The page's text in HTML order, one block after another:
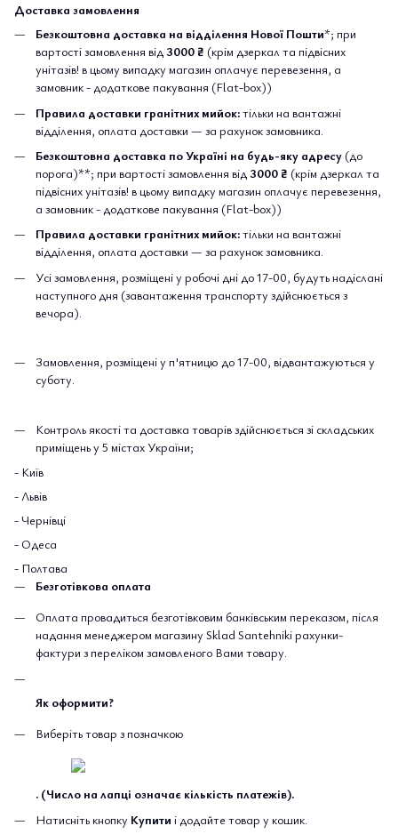
Доставка замовлення
Безкоштовна доставка на відділення Нової Пошти*; при
вартості замовлення від3000 ₴ (крім дзеркал та підвісних
унітазів! в цьому випадку магазин оплачує перевезення, а
замовник - додаткове пакування (Flat-box))
Правила доставки гранітних мийок:тільки на вантажні
відділення, оплата доставки — за рахунок замовника.
Безкоштовна доставка по Україні на будь-яку адресу (до
порога)**; при вартості замовлення від3000 ₴ (крім дзеркал та
підвісних унітазів! в цьому випадку магазин оплачує перевезення,
а замовник - додаткове пакування (Flat-box))
Правила доставки гранітних мийок:тільки на вантажні
відділення, оплата доставки — за рахунок замовника.
Усі замовлення, розміщені у робочі дні до 17-00, будуть надіслані
наступного дня (завантаження транспорту здійснюється з
вечора).
Замовлення, розміщені у п'ятницю до 17-00, відвантажуються у
суботу.
Контроль якості та доставка товарів здійснюється зі складських
приміщень у 5 містах України;
- Київ
- Львів
- Чернівці
- Одеса
- Полтава
Безготівкова оплата
Оплата провадиться безготівковим банківським переказом, після
надання менеджером магазину Sklad Santehniki рахунки-
фактури з переліком замовленого Вами товару.
Як оформити?
Виберіть товар з позначкою
. (Число на лапці означає кількість платежів).
Натисніть кнопку Купити і додайте товар у кошик.